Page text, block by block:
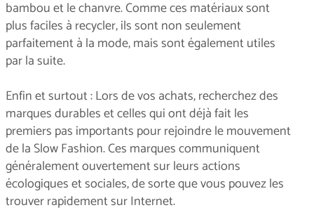
bambou et le chanvre. Comme ces matériaux sont
plus faciles à recycler, ils sont non seulement
parfaitement à la mode, mais sont également utiles
par la suite.
Enfin et surtout : Lors de vos achats, recherchez des
marques durables et celles qui ont déjà fait les
premiers pas importants pour rejoindre le mouvement
de la Slow Fashion. Ces marques communiquent
généralement ouvertement sur leurs actions
écologiques et sociales, de sorte que vous pouvez les
trouver rapidement sur Internet.